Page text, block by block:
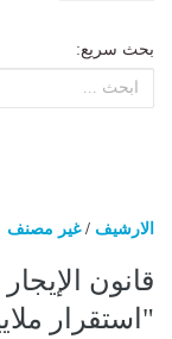
بحث سريع:
الارشيف /غير مصنف
قانون
"استقرار